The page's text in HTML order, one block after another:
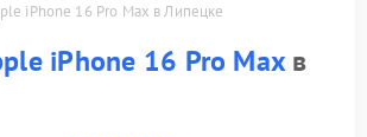
iPhone 16 Pro Max в Липецке
iPhone 16 Pro Maxв